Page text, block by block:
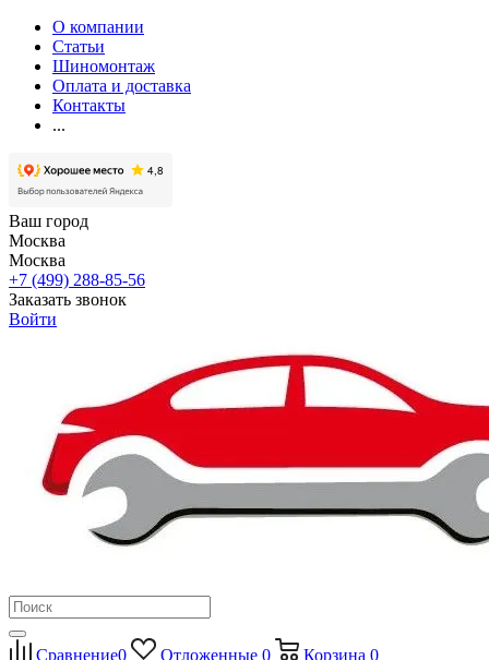
О компании
Статьи
Шиномонтаж
Оплата и доставка
Контакты
...
Ваш город
Москва
Москва
+7 (499) 288-85-56
Заказать звонок
Войти
Сравнение0 Отложенные 0 Корзина 0